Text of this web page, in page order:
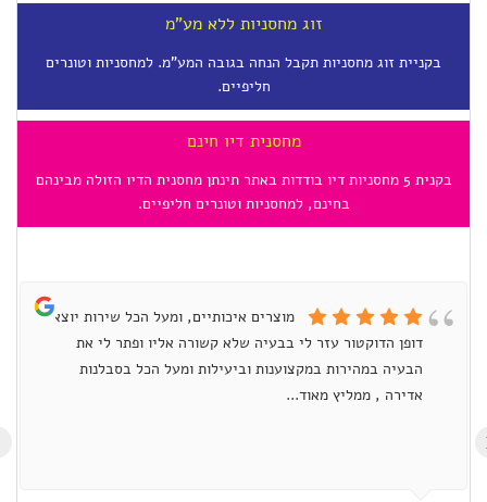
זוג מחסניות ללא מע"מ
בקניית זוג מחסניות תקבל הנחה בגובה המע"מ. למחסניות וטונרים
חליפיים.
מחסנית דיו חינם
בקנית 5 מחסניות דיו בודדות באתר תינתן מחסנית הדיו הזולה מבינהם
בחינם, למחסניות וטונרים חליפיים.
מוצרים איכותיים, ומעל הכל שירות יוצא
דופן הדוקטור עזר לי בבעיה שלא קשורה אליו ופתר לי את
הבעיה במהירות במקצוענות וביעילות ומעל הכל בסבלנות
אדירה , ממליץ מאוד...